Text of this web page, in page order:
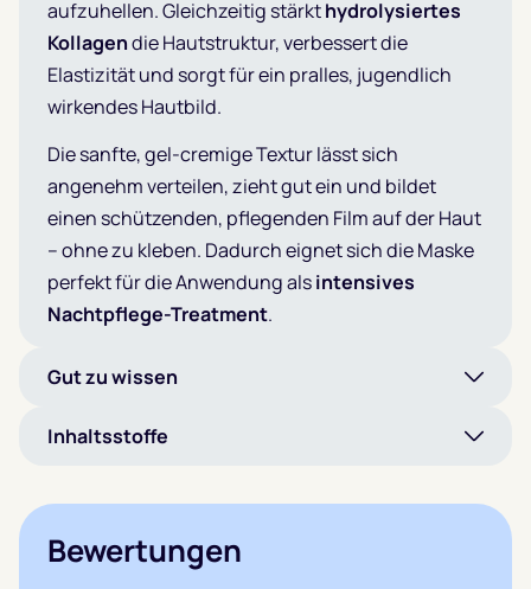
aufzuhellen. Gleichzeitig stärkthydrolysiertes
Kollagendie Hautstruktur, verbessert die
Elastizität und sorgt für ein pralles, jugendlich
wirkendes Hautbild.
Die sanfte, gel-cremige Textur lässt sich
angenehm verteilen, zieht gut ein und bildet
einen schützenden, pflegenden Film auf der Haut
– ohne zu kleben. Dadurch eignet sich die Maske
perfekt für die Anwendung alsintensives
Nachtpflege-Treatment.
Gut zu wissen
Inhaltsstoffe
Bewertungen